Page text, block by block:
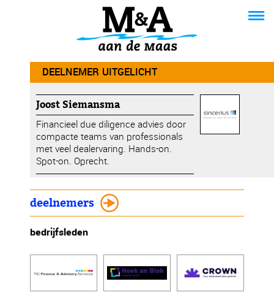
DEELNEMER UITGELICHT
Joost Siemansma
Financieel due diligence advies door
compacte teams van professionals
met veel dealervaring. Hands-on.
Spot-on. Oprecht.
deelnemers
bedrijfsleden